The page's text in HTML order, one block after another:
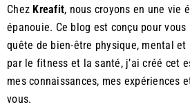
Chez Kreafit, nous croyons en une vie
épanouie. Ce blog est conçu pour
quête de bien-être physique, mental
par le fitness et la santé, j’ai créé cet
mes connaissances, mes expériences
vous.